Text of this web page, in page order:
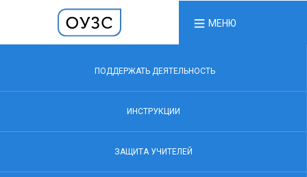
МЕНЮ
ПОДДЕРЖАТЬ ДЕЯТЕЛЬНОСТЬ
ИНСТРУКЦИИ
ЗАЩИТА УЧИТЕЛЕЙ